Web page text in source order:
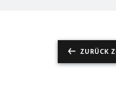
ZURÜCK